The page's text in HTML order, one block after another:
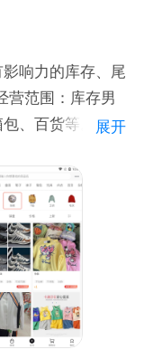
响力的库存、尾
营范围：库存男
、百货等。库存
展开